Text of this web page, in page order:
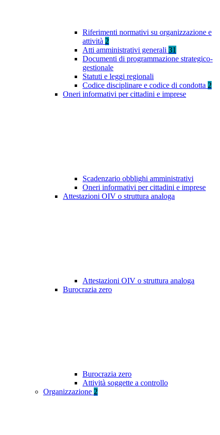
Riferimenti normativi su organizzazione e
attività 2
Atti amministrativi generali 31
Documenti di programmazione strategico-
gestionale
Statuti e leggi regionali
Codice disciplinare e codice di condotta 2
Oneri informativi per cittadini e imprese
Scadenzario obblighi amministrativi
Oneri informativi per cittadini e imprese
Attestazioni OIV o struttura analoga
Attestazioni OIV o struttura analoga
Burocrazia zero
Burocrazia zero
Attività soggette a controllo
Organizzazione 2